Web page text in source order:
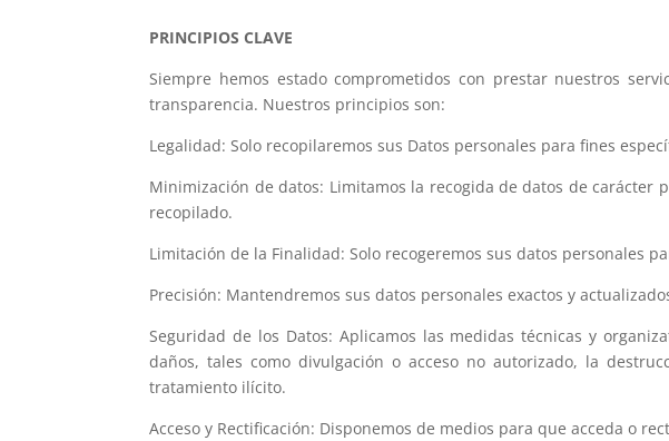
PRINCIPIOS CLAVE
Siempre hemos estado comprometidos con prestar nuestros
transparencia. Nuestros principios son:
Legalidad: Solo recopilaremos sus Datos personales para fines
Minimización de datos: Limitamos la recogida de datos de
recopilado.
Limitación de la Finalidad: Solo recogeremos sus datos personales
Precisión: Mantendremos sus datos personales exactos y
Seguridad de los Datos: Aplicamos las medidas técnicas y
daños, tales como divulgación o acceso no autorizado, la
tratamiento ilícito.
Acceso y Rectificación: Disponemos de medios para que acceda o